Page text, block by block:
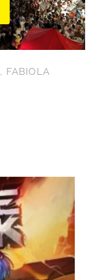
, FABIOLA